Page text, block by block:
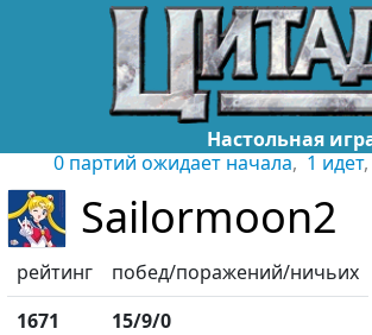
0 партий ожидает начала, 1 идет
Настольная
Sailormoon2
рейтинг
побед/поражений/ничьих
1671
15/9/0